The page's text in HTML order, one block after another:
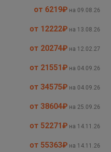
от 6219₽ на 09.08.26
от 12222₽ на 13.08.26
от 20274₽ на 12.02.27
от 21551₽ на 04.09.26
от 34575₽ на 04.09.26
от 38604₽ на 25.09.26
от 52271₽ на 14.11.26
от 55363₽ на 14.11.26